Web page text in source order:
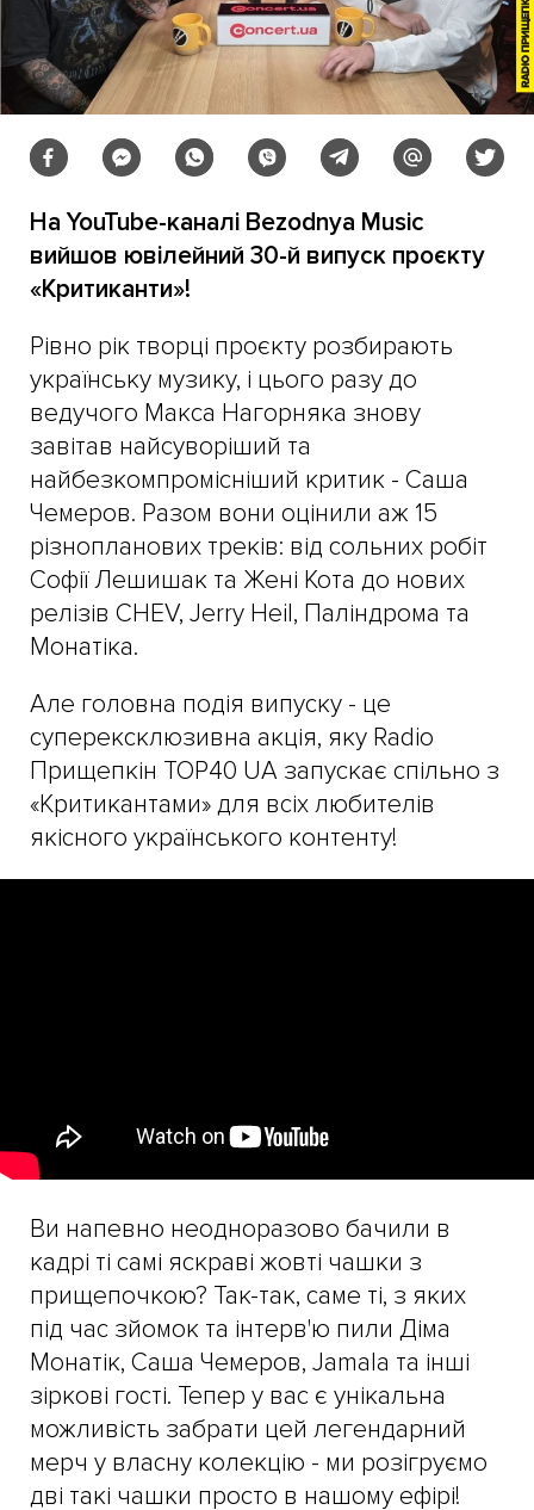
На YouTube-каналі Bezodnya Music
вийшов ювілейний 30-й випуск проєкту
«Критиканти»!
Рівно рік творці проєкту розбирають
українську музику, і цього разу до
ведучого Макса Нагорняка знову
завітав найсуворіший та
найбезкомпромісніший критик - Саша
Чемеров. Разом вони оцінили аж 15
різнопланових треків: від сольних робіт
Софії Лешишак та Жені Кота до нових
релізів CHEV, Jerry Heil, Паліндрома та
Монатіка.
Але головна подія випуску - це
суперексклюзивна акція, яку Radio
Прищепкін TOP40 UA запускає спільно з
«Критикантами» для всіх любителів
якісного українського контенту!
Ви напевно неодноразово бачили в
кадрі ті самі яскраві жовті чашки з
прищепочкою? Так-так, саме ті, з яких
під час зйомок та інтерв'ю пили Діма
Монатік, Саша Чемеров, Jamala та інші
зіркові гості. Тепер у вас є унікальна
можливість забрати цей легендарний
мерч у власну колекцію - ми розігруємо
дві такі чашки просто в нашому ефірі!